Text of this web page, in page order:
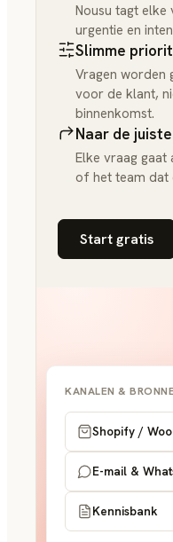
Nousu tagt
urgentie en
Slimme
Vragen worden
voor de klant,
binnenkomst.
Naar de
Elke vraag gaat
of het team dat
Start gratis
KANALEN &
Shopify /
E-mail &
Kennisbank